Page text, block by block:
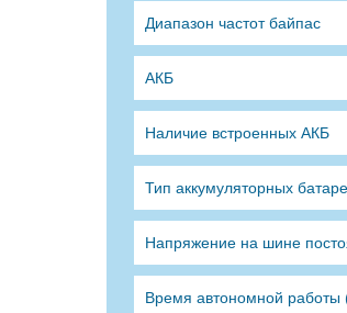
Диапазон частот байпас
АКБ
Наличие встроенных АКБ
Тип аккумуляторных
Напряжение на шине
Время автономной работы